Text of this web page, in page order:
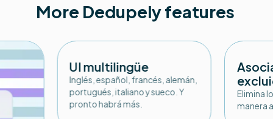
More Dedupely features
UI multilingüe
Inglés, español, francés, alemán,
portugués, italiano y sueco. Y
pronto habrá más.
Elimina
manera